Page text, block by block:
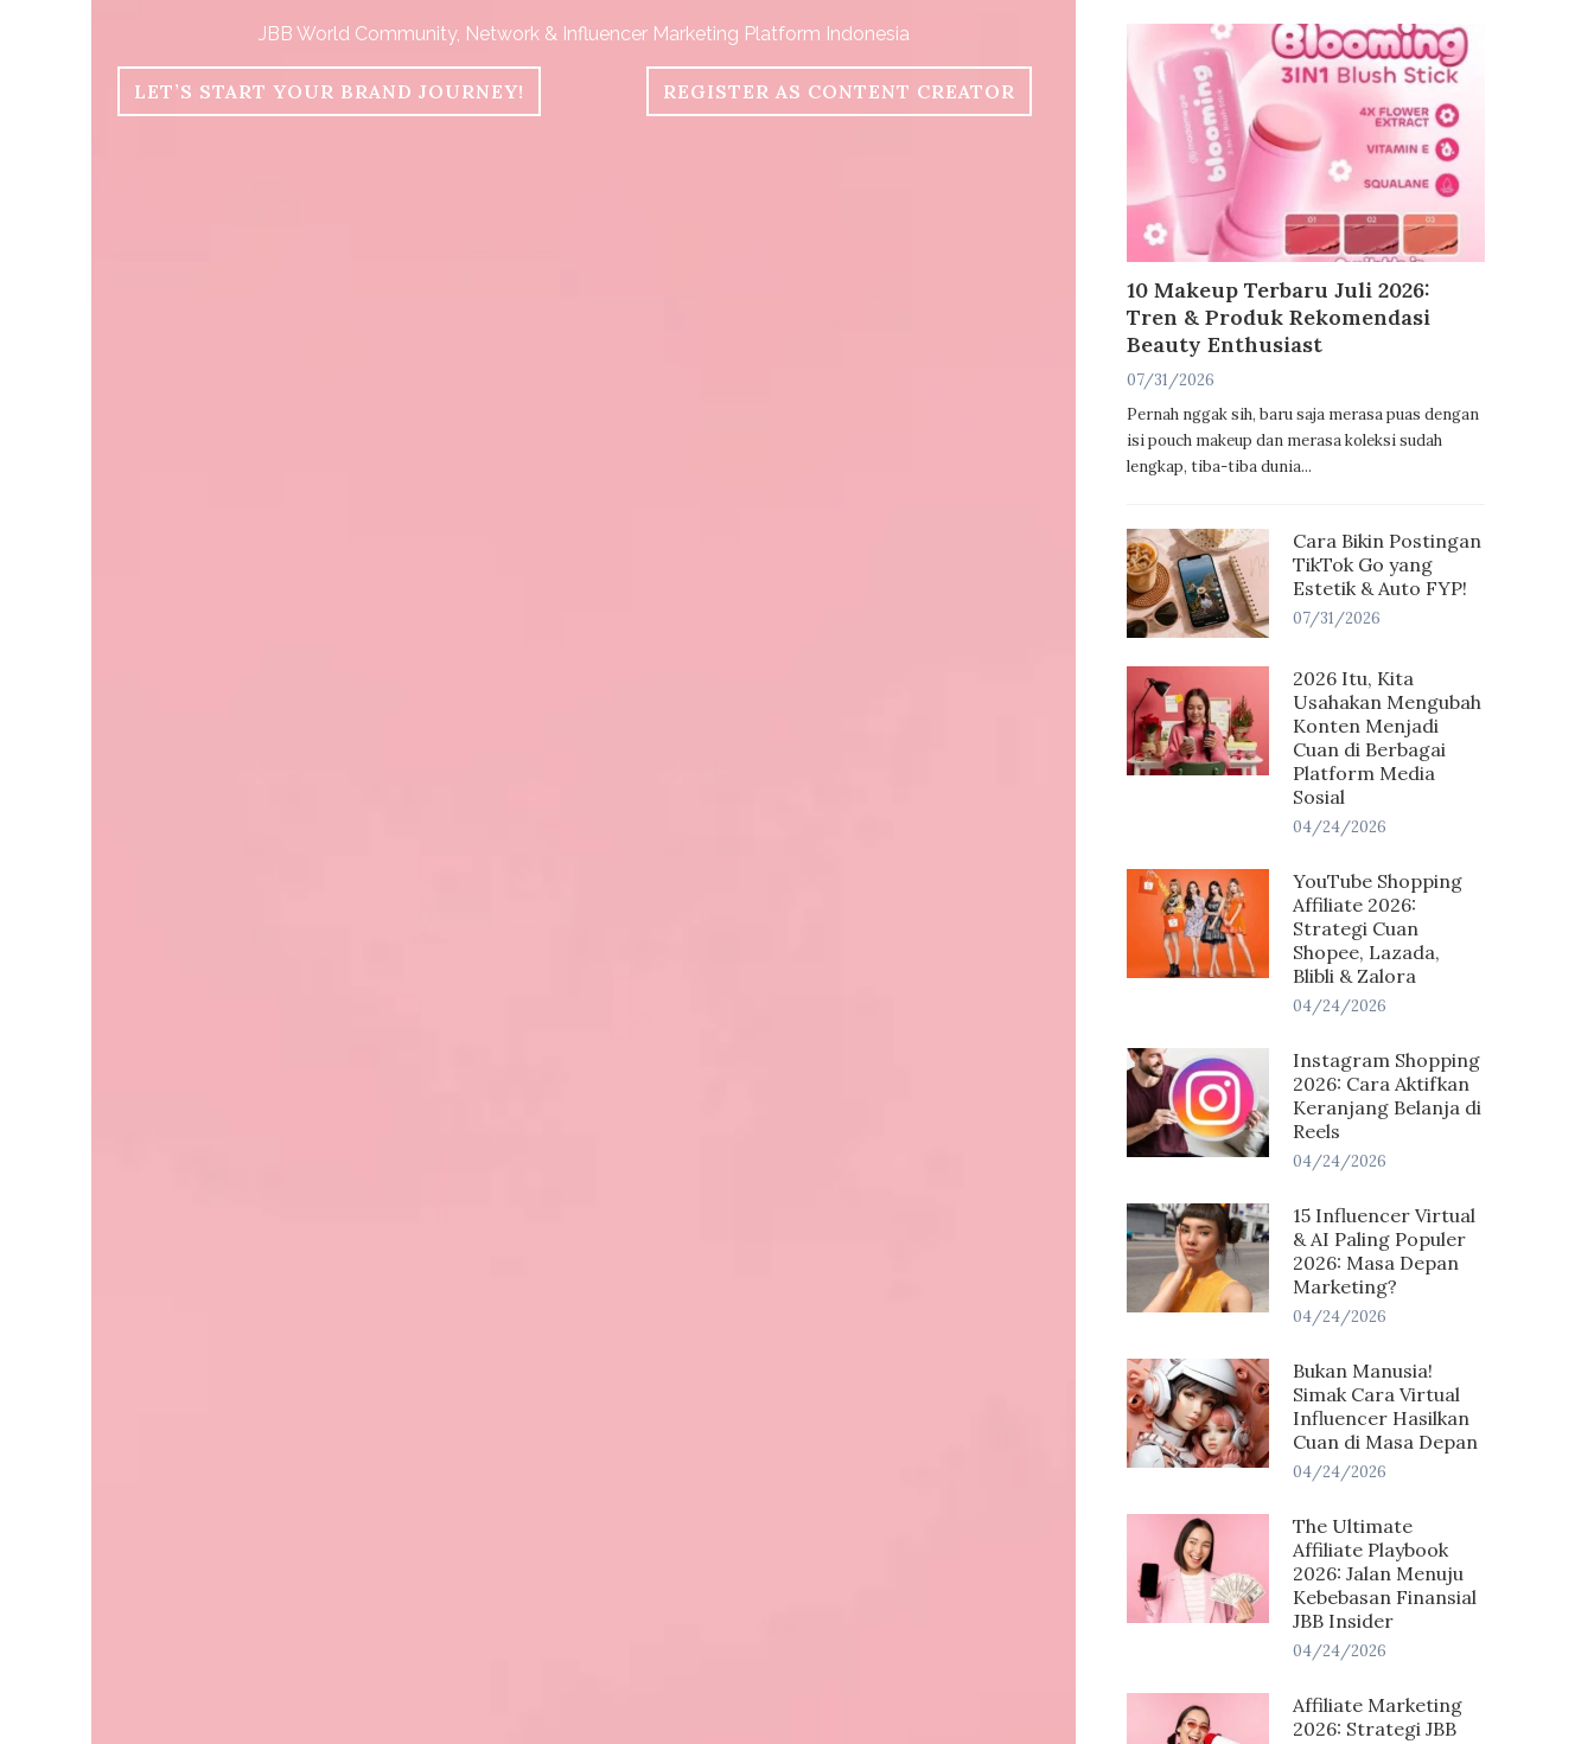
JBB World Community, Network & Influencer Marketing Platform Indonesia
LET’S START YOUR BRAND JOURNEY! REGISTER AS CONTENT CREATOR
10 Makeup Terbaru Juli 2026:
Tren & Produk Rekomendasi
Beauty Enthusiast
07/31/2026
Pernah nggak sih, baru saja merasa puas dengan
isi pouch makeup dan merasa koleksi sudah
lengkap, tiba-tiba dunia...
Cara Bikin Postingan
TikTok Go yang
Estetik & Auto FYP!
07/31/2026
2026 Itu, Kita
Usahakan Mengubah
Konten Menjadi
Cuan di Berbagai
Platform Media
Sosial
04/24/2026
YouTube Shopping
Affiliate 2026:
Strategi Cuan
Shopee, Lazada,
Blibli & Zalora
04/24/2026
Instagram Shopping
2026: Cara Aktifkan
Keranjang Belanja di
Reels
04/24/2026
15 Influencer Virtual
& AI Paling Populer
2026: Masa Depan
Marketing?
04/24/2026
Bukan Manusia!
Simak Cara Virtual
Influencer Hasilkan
Cuan di Masa Depan
04/24/2026
The Ultimate
Affiliate Playbook
2026: Jalan Menuju
Kebebasan Finansial
JBB Insider
04/24/2026
Affiliate Marketing
2026: Strategi JBB